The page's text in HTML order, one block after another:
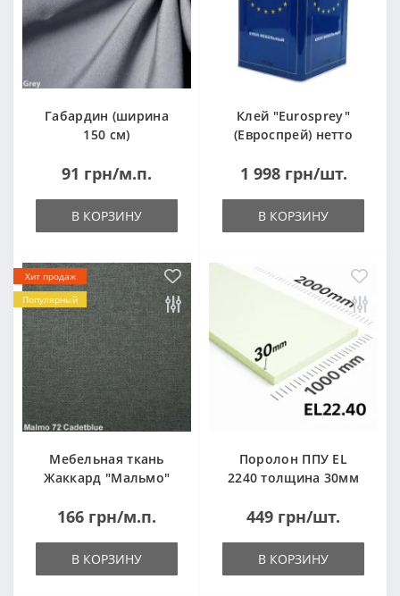
Габардин (ширина
150 см)
91 грн/м.п.
В КОРЗИНУ
Клей "Eurosprey"
(Евроспрей) нетто
1 998 грн/шт.
В КОРЗИНУ
Хит продаж
Популярный
Мебельная ткань
Жаккард "Мальмо"
166 грн/м.п.
В КОРЗИНУ
Поролон ППУ EL
2240 толщина 30мм
(1000x2000мм)
449 грн/шт.
В КОРЗИНУ